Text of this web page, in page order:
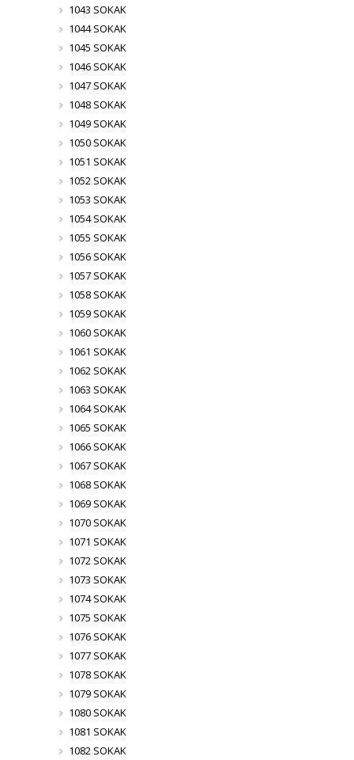
1043 SOKAK
1044 SOKAK
1045 SOKAK
1046 SOKAK
1047 SOKAK
1048 SOKAK
1049 SOKAK
1050 SOKAK
1051 SOKAK
1052 SOKAK
1053 SOKAK
1054 SOKAK
1055 SOKAK
1056 SOKAK
1057 SOKAK
1058 SOKAK
1059 SOKAK
1060 SOKAK
1061 SOKAK
1062 SOKAK
1063 SOKAK
1064 SOKAK
1065 SOKAK
1066 SOKAK
1067 SOKAK
1068 SOKAK
1069 SOKAK
1070 SOKAK
1071 SOKAK
1072 SOKAK
1073 SOKAK
1074 SOKAK
1075 SOKAK
1076 SOKAK
1077 SOKAK
1078 SOKAK
1079 SOKAK
1080 SOKAK
1081 SOKAK
1082 SOKAK